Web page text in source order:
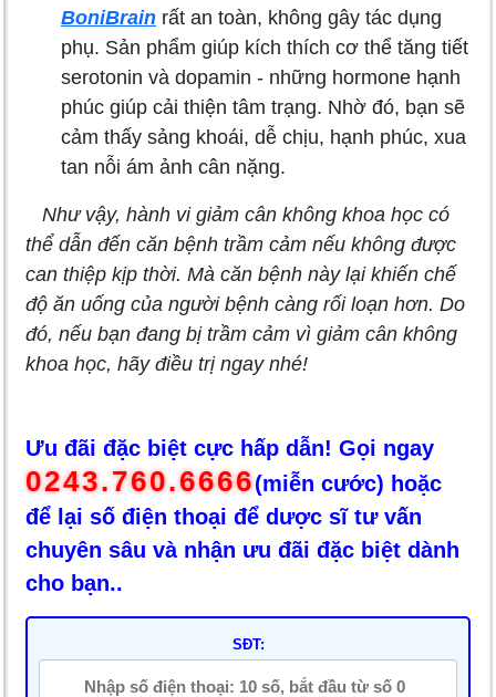
BoniBrain rất an toàn, không gây tác dụng
phụ. Sản phẩm giúp kích thích cơ thể tăng tiết
serotonin và dopamin - những hormone hạnh
phúc giúp cải thiện tâm trạng. Nhờ đó, bạn sẽ
cảm thấy sảng khoái, dễ chịu, hạnh phúc, xua
tan nỗi ám ảnh cân nặng.
Như vậy, hành vi giảm cân không khoa học có
thể dẫn đến căn bệnh trầm cảm nếu không được
can thiệp kịp thời. Mà căn bệnh này lại khiến chế
độ ăn uống của người bệnh càng rối loạn hơn. Do
đó, nếu bạn đang bị trầm cảm vì giảm cân không
khoa học, hãy điều trị ngay nhé!
Ưu đãi đặc biệt cực hấp dẫn! Gọi ngay
0243.760.6666(miễn cước) hoặc
để lại số điện thoại để dược sĩ tư vấn
chuyên sâu và nhận ưu đãi đặc biệt dành
cho bạn..
SĐT: